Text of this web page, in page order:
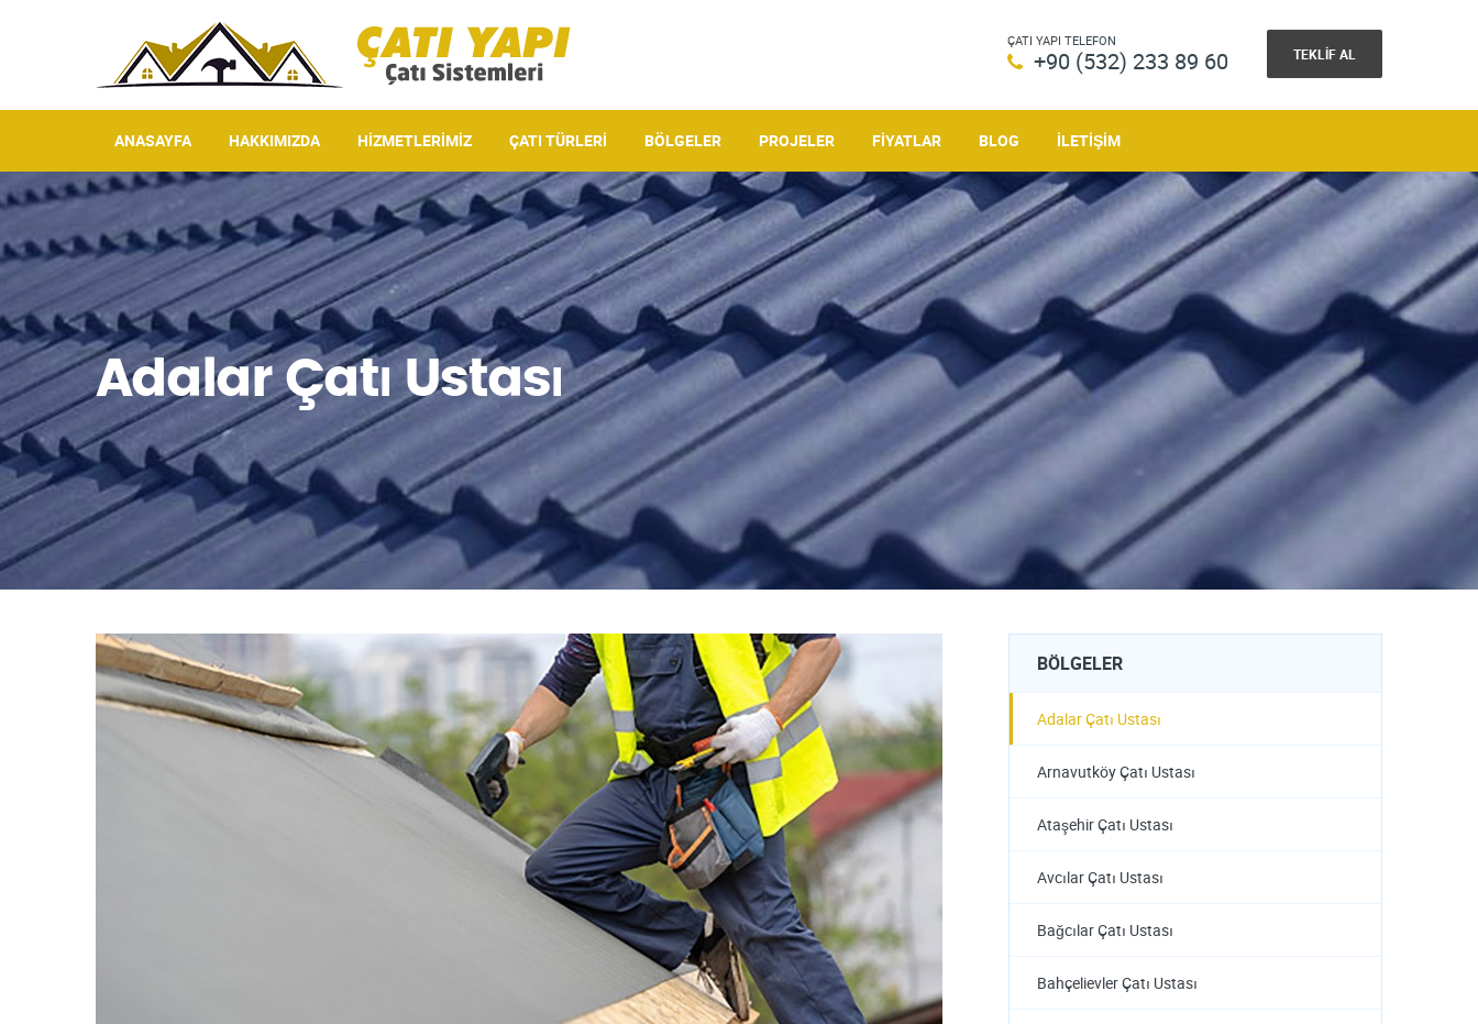
ÇATI YAPI TELEFON
+90 (532) 233 89 60 TEKLIF AL
ANASAYFA HAKKIMIZDA HIZMETLERIMIZ ÇATI TÜRLERI BÖLGELER PROJELER FIYATLAR BLOG İLETIŞIM
Adalar Çatı Ustası
BÖLGELER
Adalar Çatı Ustası
Arnavutköy Çatı Ustası
Ataşehir Çatı Ustası
Avcılar Çatı Ustası
Bağcılar Çatı Ustası
Bahçelievler Çatı Ustası